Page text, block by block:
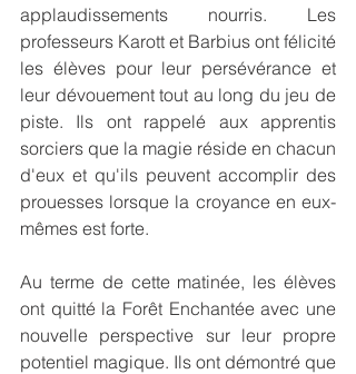
applaudissements nourris. Les
professeurs Karott et Barbius ont félicité
les élèves pour leur persévérance et
leur dévouement tout au long du jeu de
piste. Ils ont rappelé aux apprentis
sorciers que la magie réside en chacun
d'eux et qu'ils peuvent accomplir des
prouesses lorsque la croyance en eux-
mêmes est forte.
Au terme de cette matinée, les élèves
ont quitté la Forêt Enchantée avec une
nouvelle perspective sur leur propre
potentiel magique. Ils ont démontré que